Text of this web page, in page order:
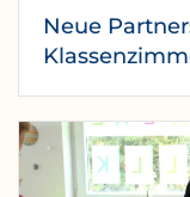
Neue